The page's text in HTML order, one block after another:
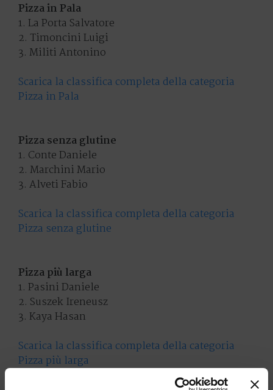
Pizza in Pala
1. La Porta Salvatore
2. Timoncini Luigi
3. Militi Antonino
Scarica la classifica completa della categoria
Pizza in Pala
Pizza senza glutine
1. Conte Daniele
2. Marchini Mario
3. Alveti Fabio
Scarica la classifica completa della categoria
Pizza senza glutine
Pizza più larga
1. Pasini Daniele
2. Suszek Ireneusz
3. Kaya Hasan
Scarica la classifica completa della categoria
Pizza più larga